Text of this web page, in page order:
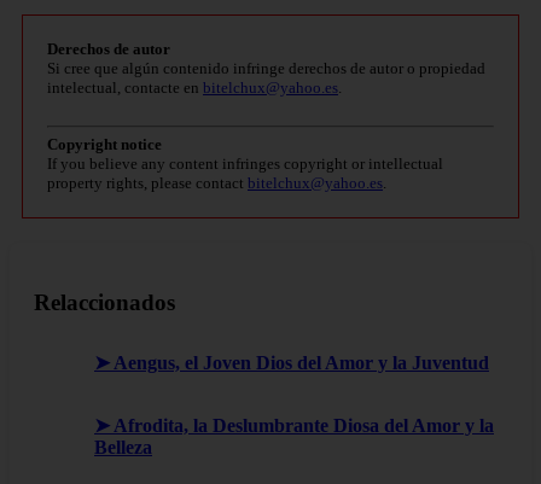
Derechos de autor
Si cree que algún contenido infringe derechos de autor o propiedad
intelectual, contacte en bitelchux@yahoo.es.
Copyright notice
If you believe any content infringes copyright or intellectual
property rights, please contact bitelchux@yahoo.es.
Relaccionados
➤ Aengus, el Joven Dios del Amor y la Juventud
➤ Afrodita, la Deslumbrante Diosa del Amor y la
Belleza